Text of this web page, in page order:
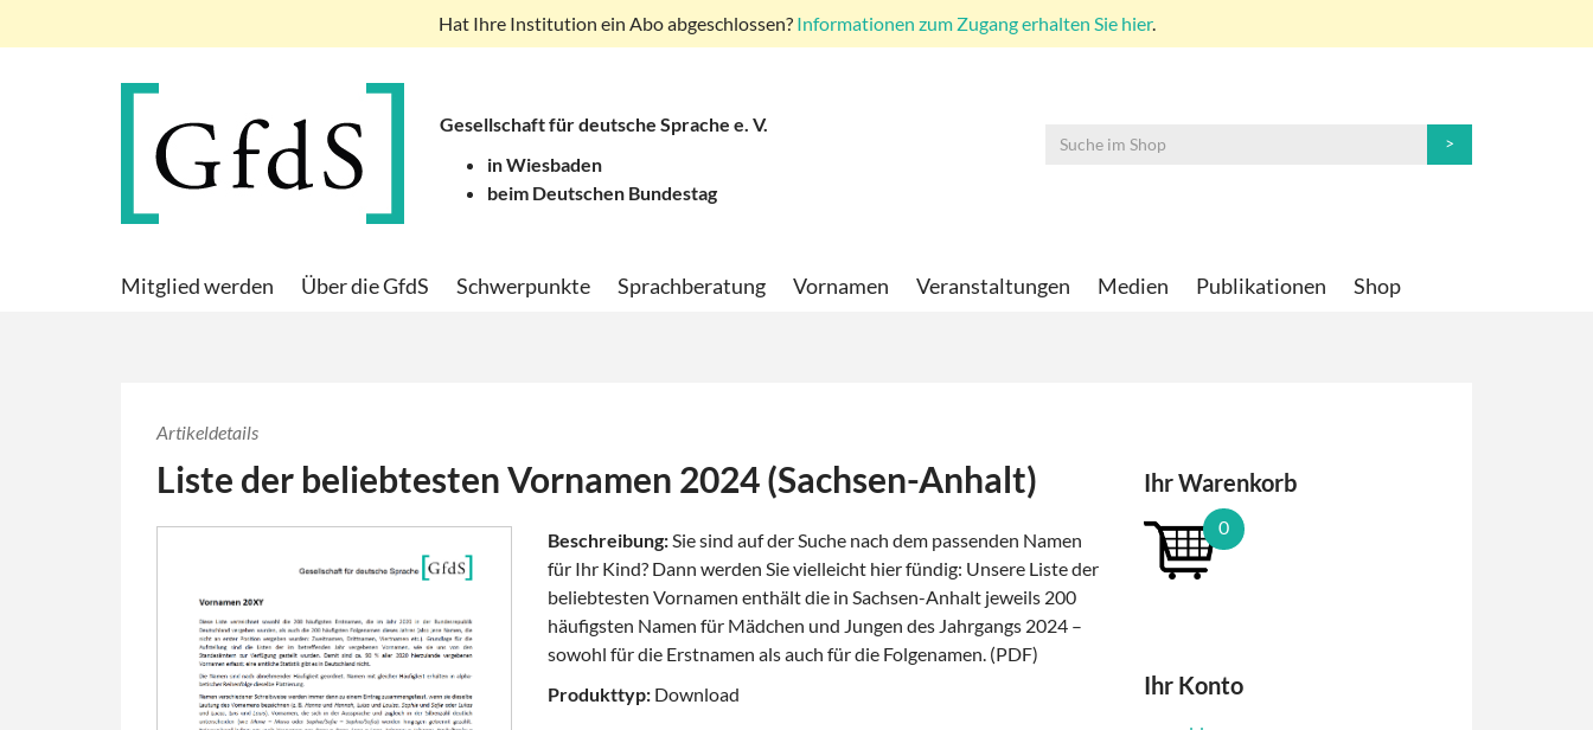
Hat Ihre Institution ein Abo abgeschlossen? Informationen zum Zugang erhalten Sie hier.
Gesellschaft für deutsche Sprache e. V.
in Wiesbaden
beim Deutschen Bundestag
Mitglied werden Über die GfdS Schwerpunkte Sprachberatung Vornamen Veranstaltungen Medien Publikationen Shop
Artikeldetails
Liste der beliebtesten Vornamen 2024 (Sachsen-Anhalt)
Beschreibung:Sie sind auf der Suche nach dem passenden Namen
für Ihr Kind? Dann werden Sie vielleicht hier fündig: Unsere Liste der
beliebtesten Vornamen enthält die in Sachsen-Anhalt jeweils 200
häufigsten Namen für Mädchen und Jungen des Jahrgangs 2024 –
sowohl für die Erstnamen als auch für die Folgenamen. (PDF)
Produkttyp: Download
Ihr Warenkorb
0
Ihr Konto